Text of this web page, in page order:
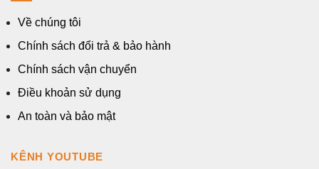
Về chúng tôi
Chính sách đổi trả & bảo hành
Chính sách vận chuyển
Điều khoản sử dụng
An toàn và bảo mật
KÊNH YOUTUBE